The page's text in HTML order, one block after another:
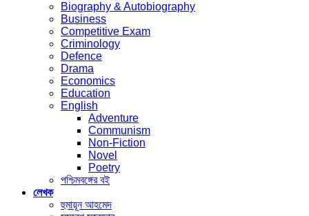
Biography & Autobiography
Business
Competitive Exam
Criminology
Defence
Drama
Economics
Education
English
Adventure
Communism
Non-Fiction
Novel
Poetry
পশ্চিমবঙ্গের বই
লেখক
হুমায়ূন আহমেদ